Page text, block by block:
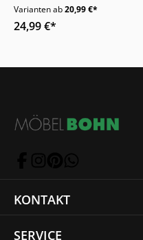
Varianten ab20,99 €*
24,99 €*
KONTAKT
SERVICE